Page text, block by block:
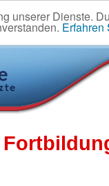
unserer Dienste.
Erfahren